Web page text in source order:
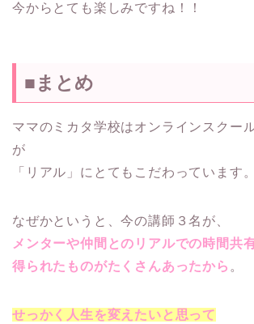
今からとても楽しみですね！！
■まとめ
ママのミカタ学校はオンラインスクー
が
「リアル」にとてもこだわっています。
なぜかというと、今の講師３名が、
メンターや仲間とのリアルでの時間共
得られたものがたくさんあったから 。
せっかく人生を変えたいと思って